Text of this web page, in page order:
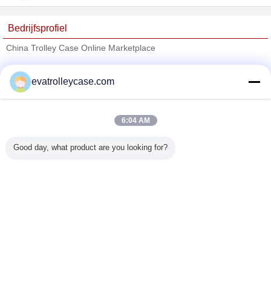
Bedrijfsprofiel
China Trolley Case Online Marketplace
Trust Seal
Verified Suplier
Alle producten
evatrolleycase.com
6:04 AM
Good day, what product are you looking for?